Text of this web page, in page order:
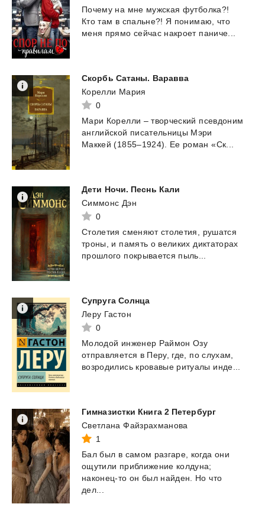
Почему на мне мужская футболка?!
Кто там в спальне?! Я понимаю, что
меня прямо сейчас накроет паниче...
Скорбь Сатаны. Варавва
Корелли Мария
0
Мари Корелли – творческий псевдоним
английской писательницы Мэри
Маккей (1855–1924). Ее роман «Ск...
Дети Ночи. Песнь Кали
Симмонс Дэн
0
Столетия сменяют столетия, рушатся
троны, и память о великих диктаторах
прошлого покрывается пыль...
Супруга Солнца
Леру Гастон
0
Молодой инженер Раймон Озу
отправляется в Перу, где, по слухам,
возродились кровавые ритуалы инде...
Гимназистки Книга 2 Петербург
Светлана Файзрахманова
1
Бал был в самом разгаре, когда они
ощутили приближение колдуна;
наконец-то он был найден. Но что
дел...